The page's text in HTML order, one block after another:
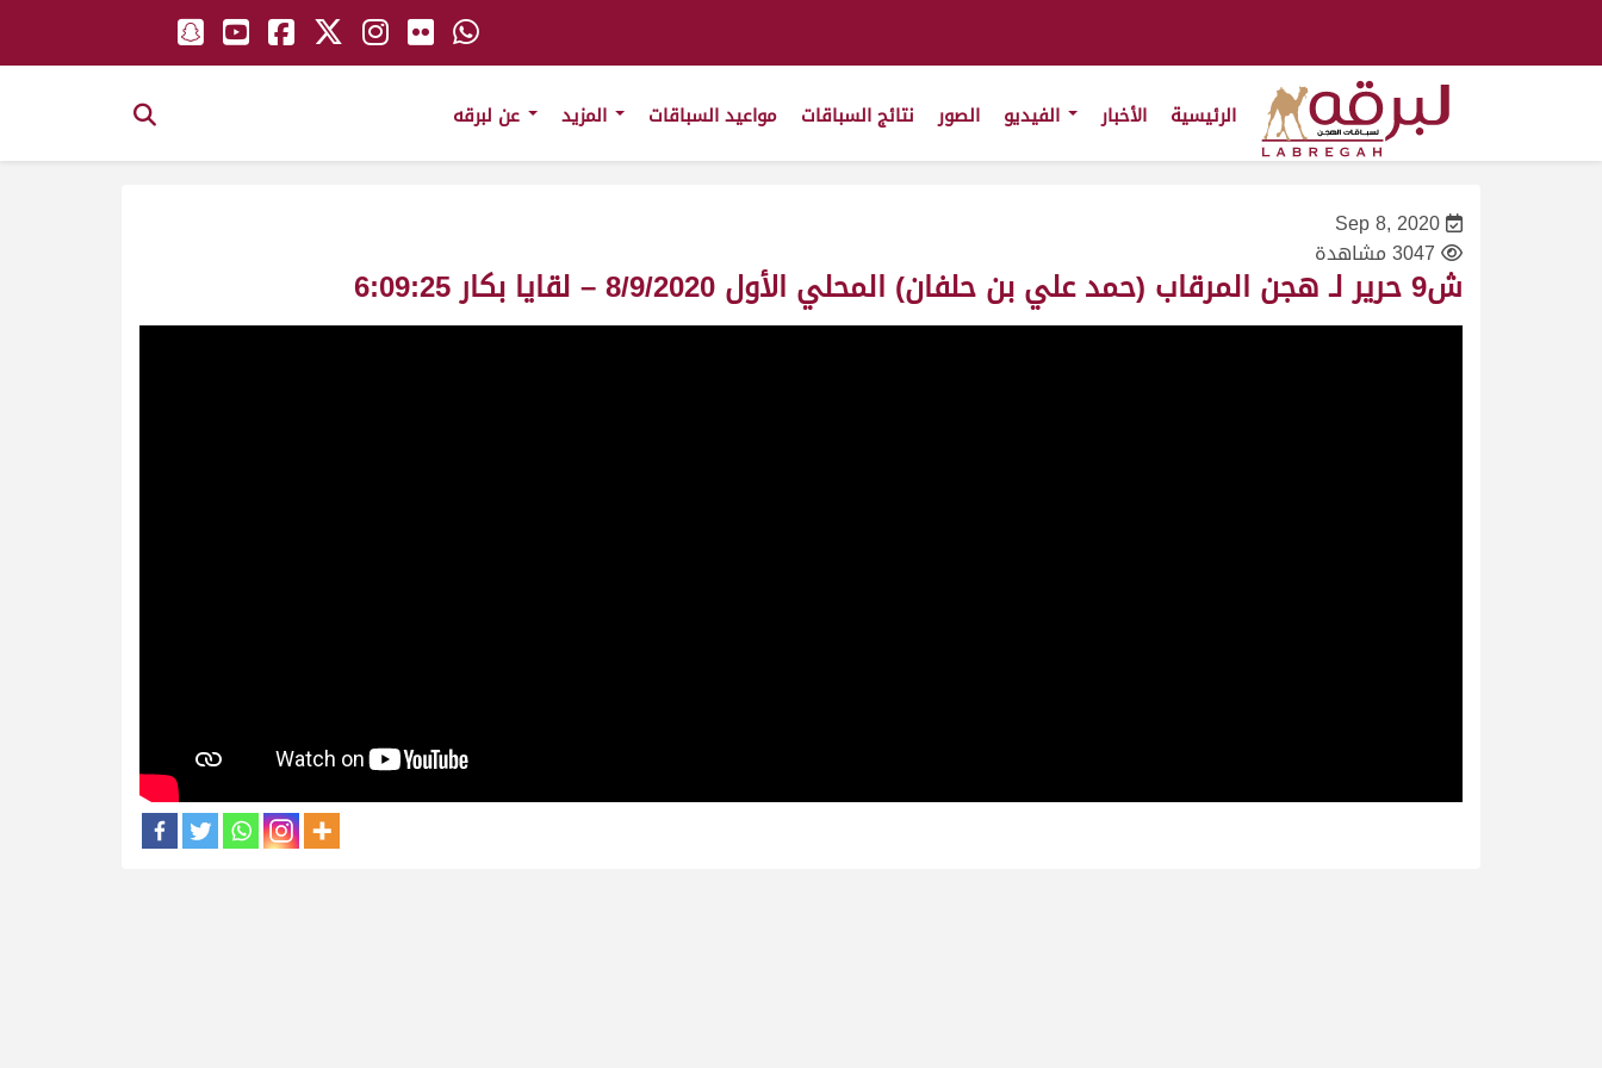
الرئيسية الأخبار الصور نتائج السباقات مواعيد السباقات
Sep 8, 2020
3047 مشاهدة
ش9 حرير لـ هجن المرقاب (حمد علي بن حلفان) المحلي الأول 8/9/2020 – لقايا بكار 6:09:25